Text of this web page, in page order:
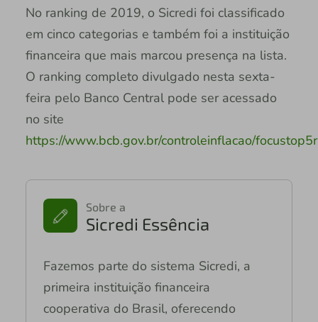
No ranking de 2019, o Sicredi foi classificado
em cinco categorias e também foi a instituição
financeira que mais marcou presença na lista.
O ranking completo divulgado nesta sexta-
feira pelo Banco Central pode ser acessado
no site
https://www.bcb.gov.br/controleinflacao/
Sobre a
Sicredi Essência
Fazemos parte do sistema Sicredi, a
primeira instituição financeira
cooperativa do Brasil, oferecendo